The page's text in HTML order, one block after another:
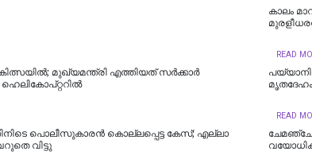
കാലം
READ
മുഖ്യമന്ത്രി എത്തിയത് സര്‍ക്കാര്‍
READ
പൊലീസുകാരൻ കൊല്ലപ്പെട്ട കേസ്; എല്ലാ
വിട്ടു